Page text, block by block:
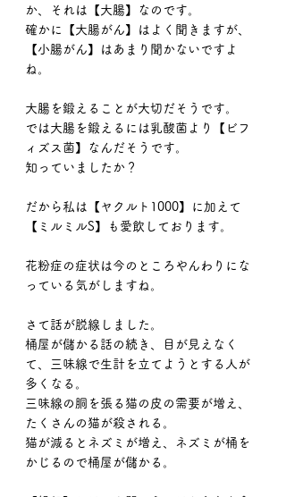
か、それは【大腸】なのです。
確かに【大腸がん】はよく聞きますが、
【小腸がん】はあまり聞かないですよ
ね。
大腸を鍛えることが大切だそうです。
では大腸を鍛えるには乳酸菌より【ビフ
ィズス菌】なんだそうです。
知っていましたか？
だから私は【ヤクルト1000】に加えて
【ミルミルS】も愛飲しております。
花粉症の症状は今のところやんわりにな
っている気がしますね。
さて話が脱線しました。
桶屋が儲かる話の続き、目が見えなく
て、三味線で生計を立てようとする人が
多くなる。
三味線の胴を張る猫の皮の需要が増え、
たくさんの猫が殺される。
猫が減るとネズミが増え、ネズミが桶を
かじるので桶屋が儲かる。